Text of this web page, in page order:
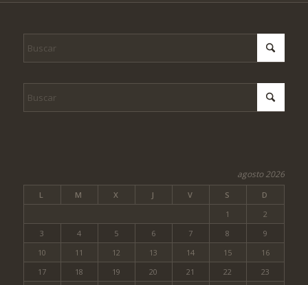
agosto 2026
L M X J V S
D
1
2
3
4 5 6 7 8
9
10
11 12 13 14 15
16
17
18 19 20 21 22 23